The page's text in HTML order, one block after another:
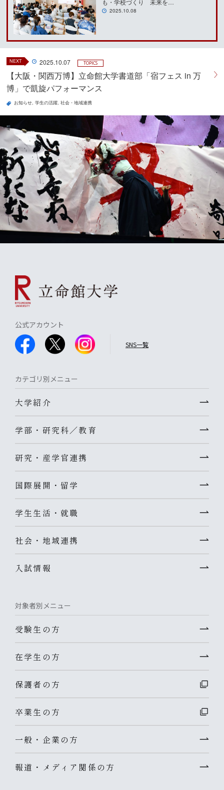
も・学校づくり 未来を…
2025.10.08
NEXT 2025.10.07 TOPICS
【大阪・関西万博】立命館大学書道部「宿フェス in 万
博」で凱旋パフォーマンス
お知らせ 学生の活躍 社会・地域連携
公式アカウント
SNS一覧
カテゴリ別メニュー
大学紹介
学部・研究科／教育
研究・産学官連携
国際展開・留学
学生生活・就職
社会・地域連携
入試情報
対象者別メニュー
受験生の方
在学生の方
保護者の方
卒業生の方
一般・企業の方
報道・メディア関係の方